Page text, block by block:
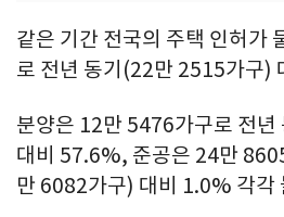
같은 기간 전국의 주택 인허가
로 전년 동기(22만 2515가구)
분양은 12만 5476가구로 전
대비 57.6%, 준공은 24만
만 6082가구) 대비 1.0% 각각